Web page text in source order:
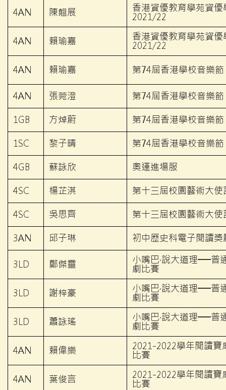
4AN 陳翹展 香港資優教育學苑資優
2021/22
4AN 賴瑜嘉 香港資優教育學苑資優
2021/22
4AN 賴瑜嘉 第74屆香港學校音樂
4AN 張菀澄 第74屆香港學校音樂
1GB 方焯蔚 第74屆香港學校音樂
1SC 黎子晴 第74屆香港學校音樂
4GB 蘇詠欣 奧運進場服
4SC 楊芷淇 第十三屆校園藝術大使
4SC 吳思齊 第十三屆校園藝術大使
3AN 邱子琳 初中歷史科電子閱讀
3LD 鄭傑靈 小嘴巴‧說大道理──普
劇比賽
3LD 謝梓豪 小嘴巴‧說大道理──普
劇比賽
3LD 蕭詠瑤 小嘴巴‧說大道理──普
劇比賽
4AN 賴偉樂 2021-2022學年閱讀
比賽
4AN 葉俊言 2021-2022學年閱讀
比賽